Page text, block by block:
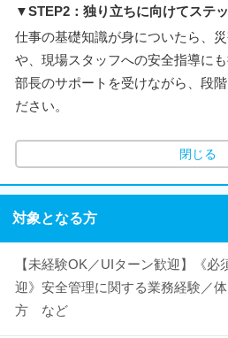
▼STEP2：独り立ちに向けてステ
仕事の基礎知識が身についたら、
や、現場スタッフへの安全指導に
部長のサポートを受けながら、段
ださい。
閉じる
対象となる方
【未経験OK／UIターン歓迎】《
迎》安全管理に関する業務経験／
方 など